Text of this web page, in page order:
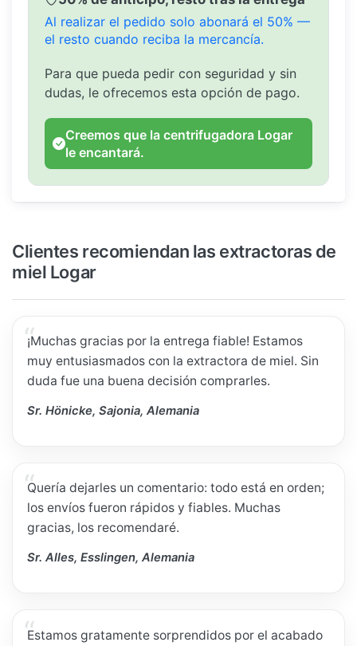
Al realizar el pedido solo abonará el 50% —
el resto cuando reciba la mercancía.
Para que pueda pedir con seguridad y sin
dudas, le ofrecemos esta opción de pago.
Creemos que la centrifugadora Logar
le encantará.
Clientes recomiendan las extractoras de
miel Logar
¡Muchas gracias por la entrega fiable! Estamos
muy entusiasmados con la extractora de miel. Sin
duda fue una buena decisión comprarles.
Sr. Hönicke, Sajonia, Alemania
Quería dejarles un comentario: todo está en orden;
los envíos fueron rápidos y fiables. Muchas
gracias, los recomendaré.
Sr. Alles, Esslingen, Alemania
Estamos gratamente sorprendidos por el acabado